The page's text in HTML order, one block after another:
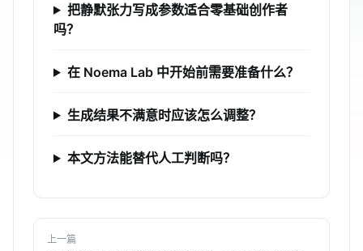
把静默张力写成参数适合零基础创作者
吗？
在 Noema Lab 中开始前需要准备什么？
生成结果不满意时应该怎么调整？
本文方法能替代人工判断吗？
上一篇